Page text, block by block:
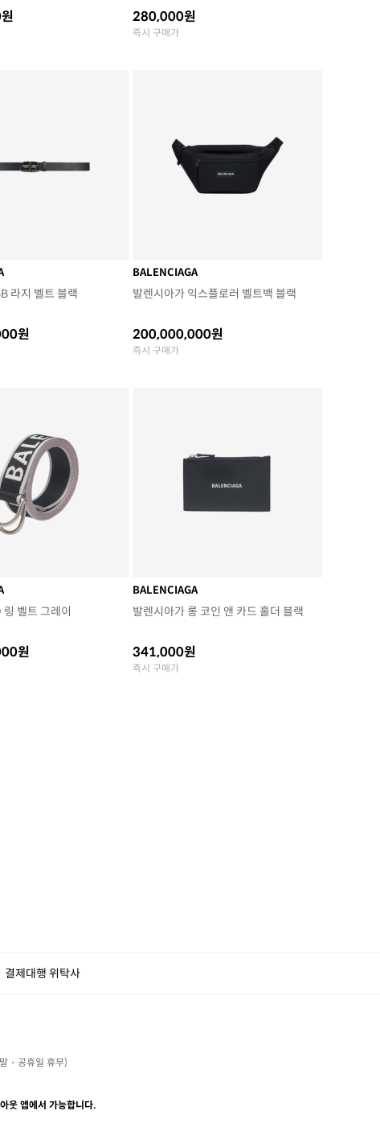
280,000원
즉시 구매가
라지 벨트 블랙
원
BALENCIAGA
발렌시아가 익스플로러 벨트백 블랙
200,000,000원
즉시 구매가
벨트 그레이
원
BALENCIAGA
발렌시아가 롱 코인 앤 카드 홀더 블랙
341,000원
즉시 구매가
결제대행 위탁사
・공휴일 휴무)
웃 앱에서 가능합니다.